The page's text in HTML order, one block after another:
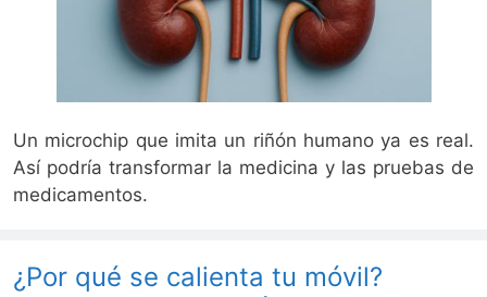
Un microchip que imita un riñón humano ya es real.
Así podría transformar la medicina y las pruebas de
medicamentos.
¿Por qué se calienta tu móvil?